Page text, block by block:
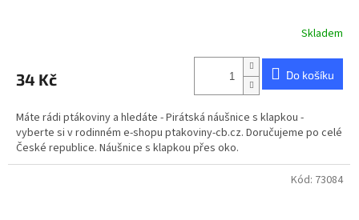
Skladem
34 Kč Do košíku
Máte rádi ptákoviny a hledáte - Pirátská náušnice s klapkou -
vyberte si v rodinném e-shopu ptakoviny-cb.cz. Doručujeme po celé
České republice. Náušnice s klapkou přes oko.
Kód: 73084